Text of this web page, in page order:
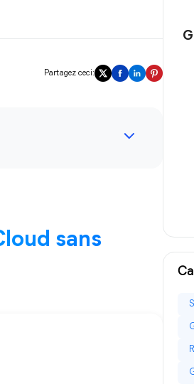
Partagez ceci:
sans